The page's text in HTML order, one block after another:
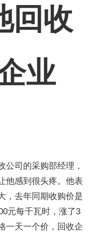
回收
业
公司的采购部经理，
他感到很头疼。他表
，去年同期收购价是
元每千瓦时，涨了3
一天一个价，回收企